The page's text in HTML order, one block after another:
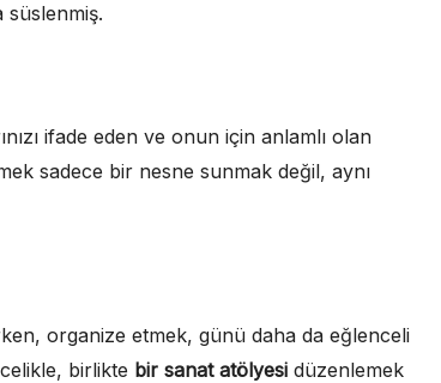
ifade eden ve onun için anlamlı olan
sadece bir nesne sunmak değil, aynı
organize etmek, günü daha da eğlenceli
birlikte bir sanat atölyesi düzenlemek